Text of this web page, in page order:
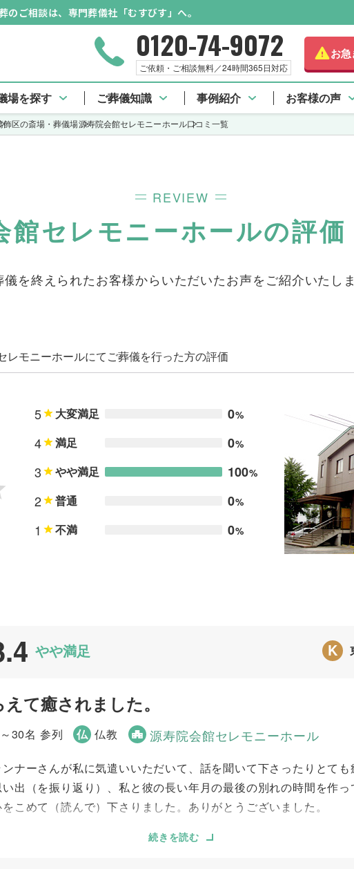
ご相談は、専門葬儀社「むすびす」へ。
0120-74-9072
ご依頼・ご相談無料／24時間365日対応
お
場を探す ご葬儀知識 事例紹介 お客様の声
飾区の斎場・葬儀場源寿院会館セレモニーホール口コミ一覧
REVIEW
館セレモニーホールの評価
儀を終えられたお客様からいただいたお声をご紹介いたしま
レモニーホールにてご葬儀を行った方の評価
5 大変満足 0%
4 満足 0%
3 やや満足 100%
2 普通 0%
1 不満 0%
やや満足 K
て癒されました。
30名 参列 仏 仏教 源寿院会館セレモニーホール
ナーさんが私に気遣いいただいて、話を聞いて下さったりとて
出（を振り返り）、私と彼の長い年月の最後の別れの時間を作っ
こめて（読んで）下さりました。ありがとうございました。
続きを読む
源寿院会館セレモニーホール TOP 口コミ一覧
さらに詳しく